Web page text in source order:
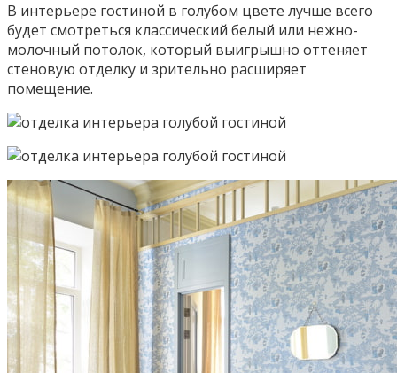
В интерьере гостиной в голубом цвете лучше всего
будет смотреться классический белый или нежно-
молочный потолок, который выигрышно оттеняет
стеновую отделку и зрительно расширяет
помещение.